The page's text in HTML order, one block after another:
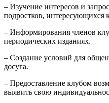
– Изучение интересов и
подростков, интересующихся
– Информирования членов
периодических изданиях.
– Создание условий для
досуга.
– Предоставление клубом
выявить свою